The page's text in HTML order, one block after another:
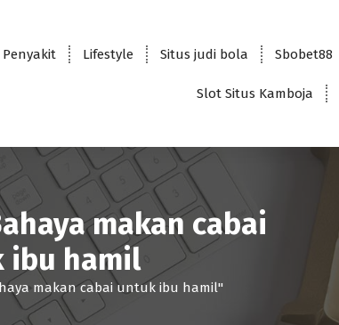
Lifestyle Situs judi bola Sbobet88
Slot Situs Kamboja
makan cabai
ibu hamil
makan cabai untuk ibu hamil"